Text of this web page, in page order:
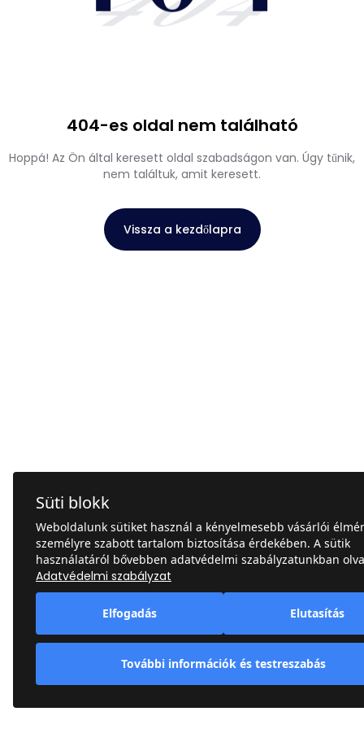
Süti blokk
Weboldalunk sütiket használ a kényelmesebb vásárlói
személyre szabott tartalom biztosítása érdekében. A sütik
használatáról bővebben adatvédelmi szabályzatunkban
Adatvédelmi szabályzat
Elfogadás Elutasítás
További információk és testreszabás
404-es oldal nem található
Hoppá! Az Ön által keresett oldal szabadságon van. Úgy tűnik,
nem találtuk, amit keresett.
Vissza a kezdőlapra